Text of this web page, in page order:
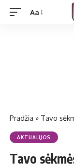
Aa
Pradžia » Tavo
AKTUALIJOS
Tavo